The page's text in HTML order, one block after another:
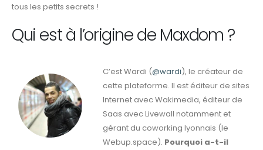
tous les petits secrets !
Qui est à l’origine de Maxdom ?
C’est Wardi (@wardi), le créateur de
cette plateforme. Il est éditeur de sites
Internet avec Wakimedia, éditeur de
Saas avec Livewall notamment et
gérant du coworking lyonnais (le
Webup.space). Pourquoi a-t-il